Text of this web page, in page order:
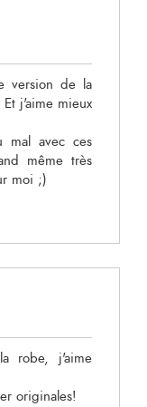
version de la
j'aime mieux
mal avec ces
même très
moi ;)
robe, j'aime
originales!